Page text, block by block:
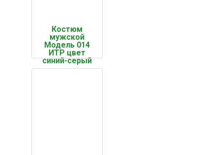
Костюм
мужской
Модель 014
ИТР цвет
синий-серый